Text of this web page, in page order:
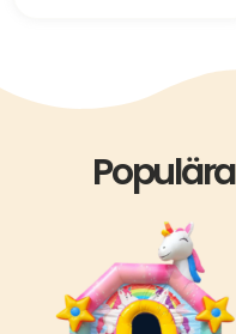
Populära